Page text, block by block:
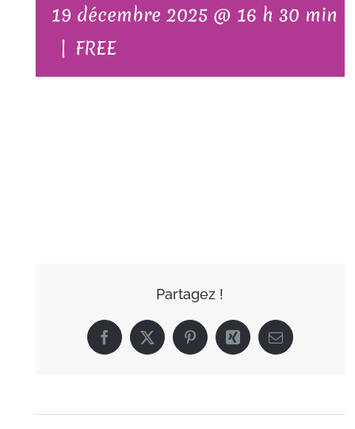
19 décembre 2025 @ 16 h 30 min
| FREE
Partagez !
Facebook
X PinterestXing Email